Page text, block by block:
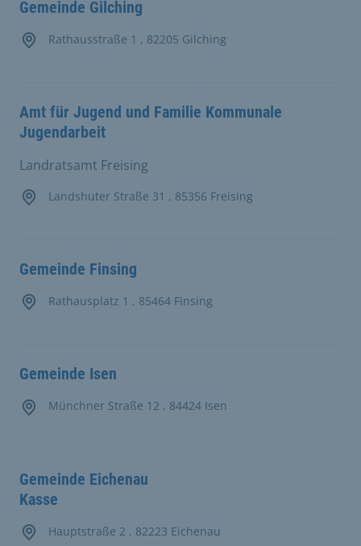
Gemeinde Gilching
Rathausstraße 1 , 82205 Gilching
Landratsamt Freising
Amt für Jugend und Familie Kommunale
Jugendarbeit
Landshuter Straße 31 , 85356 Freising
Gemeinde Finsing
Rathausplatz 1 , 85464 Finsing
Gemeinde Isen
Münchner Straße 12 , 84424 Isen
Gemeinde Eichenau
Kasse
Hauptstraße 2 , 82223 Eichenau